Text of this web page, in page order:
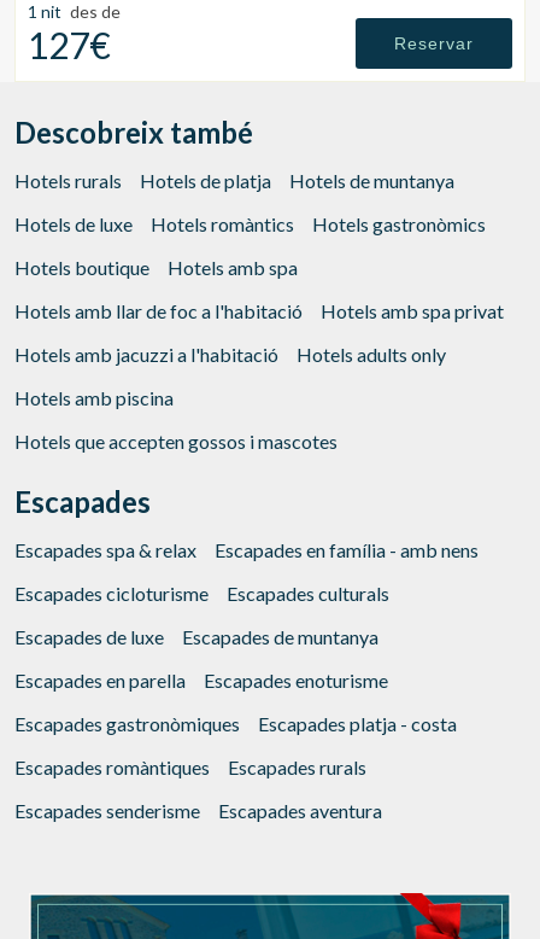
1 nit des de
127€ Reservar
Descobreix també
Hotels rurals Hotels de platja
Hotels de muntanya
Hotels de luxe
Hotels romàntics
Hotels gastronòmics
Hotels boutique
Hotels amb spa
Hotels amb llar de foc a l'habitació
Hotels amb spa privat
Hotels amb jacuzzi a l'habitació
Hotels adults only
Hotels amb piscina
Hotels que accepten gossos i mascotes
Escapades
Escapades spa & relax
Escapades en família - amb nens
Escapades cicloturisme
Escapades culturals
Escapades de luxe
Escapades de muntanya
Escapades en parella
Escapades enoturisme
Escapades gastronòmiques
Escapades platja - costa
Escapades romàntiques
Escapades rurals
Escapades senderisme
Escapades aventura